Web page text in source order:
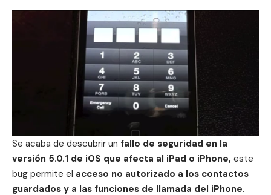
Se acaba de descubrir un fallo de seguridad en la
versión 5.0.1 de iOS que afecta al iPad o iPhone, este
bug permite el acceso no autorizado a los contactos
guardados y a las funciones de llamada del iPhone.